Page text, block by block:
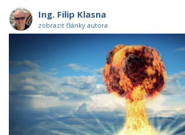
Ing. Filip Klasna
zobrazit články autora